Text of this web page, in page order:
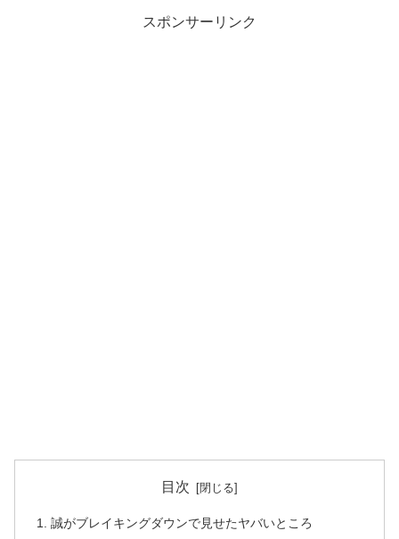
スポンサーリンク
目次
誠がブレイキングダウンで見せたヤバいところ